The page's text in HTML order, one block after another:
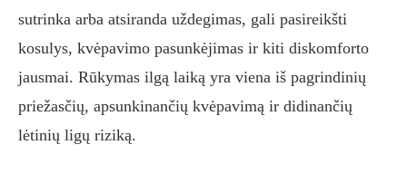
sutrinka arba atsiranda uždegimas, gali pasireikšti
kosulys, kvėpavimo pasunkėjimas ir kiti diskomforto
jausmai. Rūkymas ilgą laiką yra viena iš pagrindinių
priežasčių, apsunkinančių kvėpavimą ir didinančių
lėtinių ligų riziką.